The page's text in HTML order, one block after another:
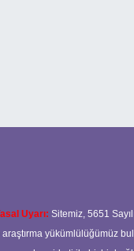
Uyarı: Sitemiz, 5651
yükümlülüğümüz